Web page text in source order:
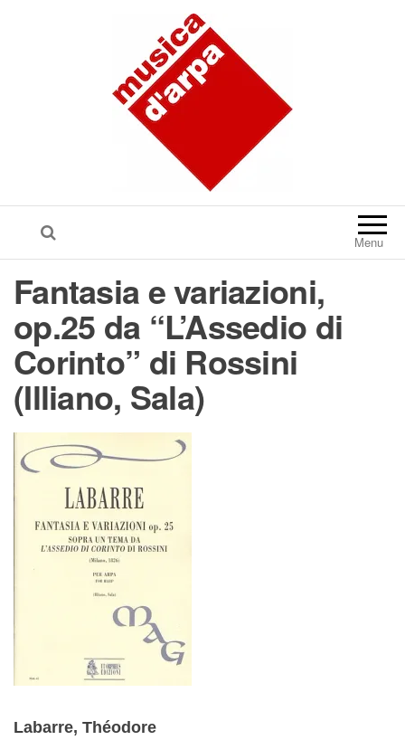
Menu
Fantasia e variazioni,
op.25 da “L’Assedio di
Corinto” di Rossini
(Illiano, Sala)
Labarre, Théodore